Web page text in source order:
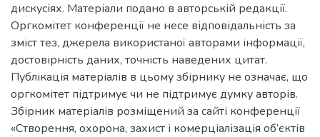
дискусіях. Матеріали подано в авторській редакції.
Оргкомітет конференції не несе відповідальність за
зміст тез, джерела використаної авторами інформації,
достовірність даних, точність наведених цитат.
Публікація матеріалів в цьому збірнику не означає, що
оргкомітет підтримує чи не підтримує думку авторів.
Збірник матеріалів розміщений за сайті конференції
«Створення, охорона, захист і комерціалізація об’єктів